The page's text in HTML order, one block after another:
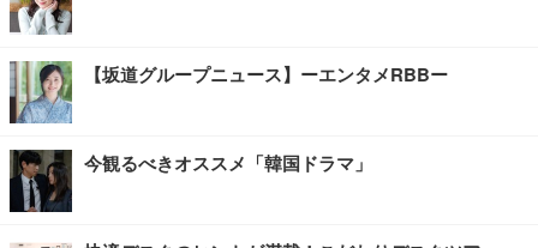
【坂道グループニュース】ーエンタメRBBー
今観るべきオススメ「韓国ドラマ」